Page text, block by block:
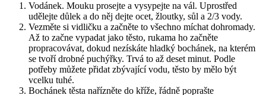
Vodánek. Mouku prosejte a vysypejte na vál. Uprostřed
udělejte důlek a do něj dejte ocet, žloutky, sůl a 2/3 vody.
Vezměte si vidličku a začněte to všechno míchat dohromady.
Až to začne vypadat jako těsto, rukama ho začněte
propracovávat, dokud nezískáte hladký bochánek, na kterém
se tvoří drobné puchýřky. Trvá to až deset minut. Podle
potřeby můžete přidat zbývající vodu, těsto by mělo být
vcelku tuhé.
Bochánek těsta nařízněte do kříže, řádně poprašte